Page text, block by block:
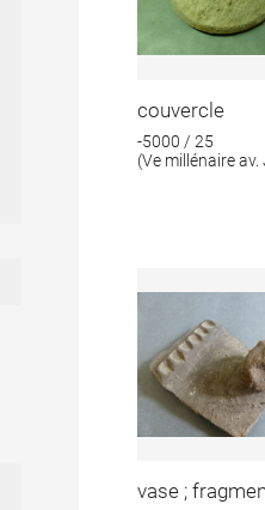
couvercle
-5000 / 25
(Ve millénaire av.
vase ;